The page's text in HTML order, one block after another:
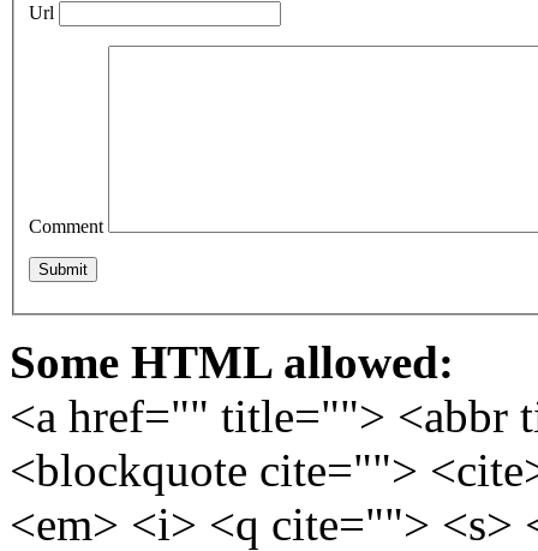
Url
Comment
Some HTML allowed:
<a href="" title=""> <abbr
<blockquote cite="">
<em> <i> <q cite=""> <s>